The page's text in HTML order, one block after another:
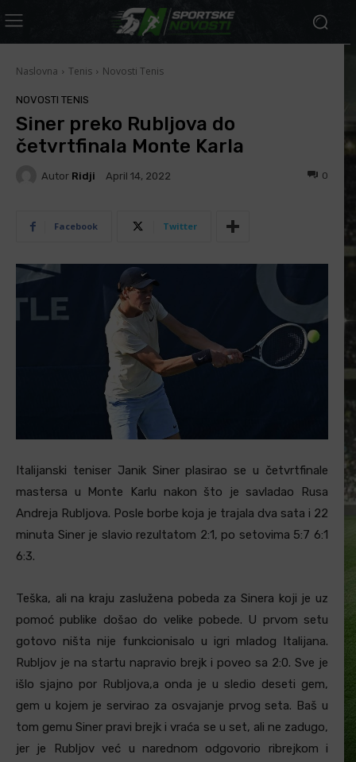
Naslovna Tenis Novosti Tenis
NOVOSTI TENIS
Siner preko Rubljova do
četvrtfinala Monte Karla
Autor Ridji April 14, 2022 0
Facebook Twitter
Italijanski teniser Janik Siner plasirao se u četvrtfinale
mastersa u Monte Karlu nakon što je savladao Rusa
Andreja Rubljova. Posle borbe koja je trajala dva sata i 22
minuta Siner je slavio rezultatom 2:1, po setovima 5:7 6:1
6:3.
Teška, ali na kraju zaslužena pobeda za Sinera koji je uz
pomoć publike došao do velike pobede. U prvom setu
gotovo ništa nije funkcionisalo u igri mladog Italijana.
Rubljov je na startu napravio brejk i poveo sa 2:0. Sve je
išlo sjajno por Rubljova,a onda je u sledio deseti gem,
gem u kojem je servirao za osvajanje prvog seta. Baš u
tom gemu Siner pravi brejk i vraća se u set, ali ne zadugo,
jer je Rubljov već u narednom odgovorio ribrejkom i